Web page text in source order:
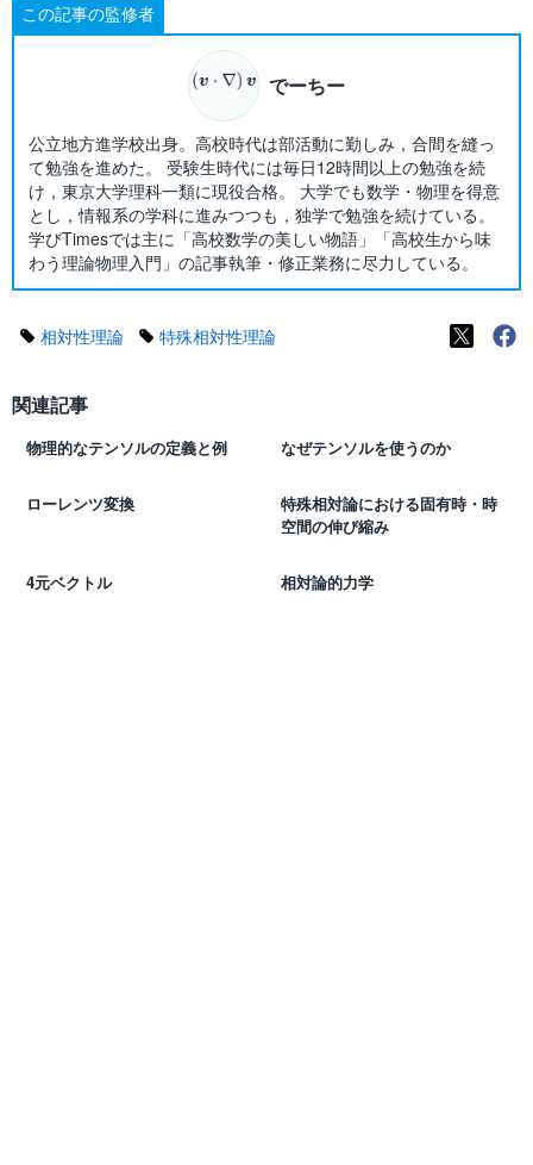
この記事の監修者
でーちー
公立地方進学校出身。高校時代は部活動に勤しみ，合間を縫っ
て勉強を進めた。 受験生時代には毎日12時間以上の勉強を続
け，東京大学理科一類に現役合格。 大学でも数学・物理を得意
とし，情報系の学科に進みつつも，独学で勉強を続けている。
学びTimesでは主に「高校数学の美しい物語」「高校生から味
わう理論物理入門」の記事執筆・修正業務に尽力している。
相対性理論 特殊相対性理論
関連記事
物理的なテンソルの定義と例 なぜテンソルを使うのか
ローレンツ変換
特殊相対論における固有時・時
空間の伸び縮み
4元ベクトル 相対論的力学